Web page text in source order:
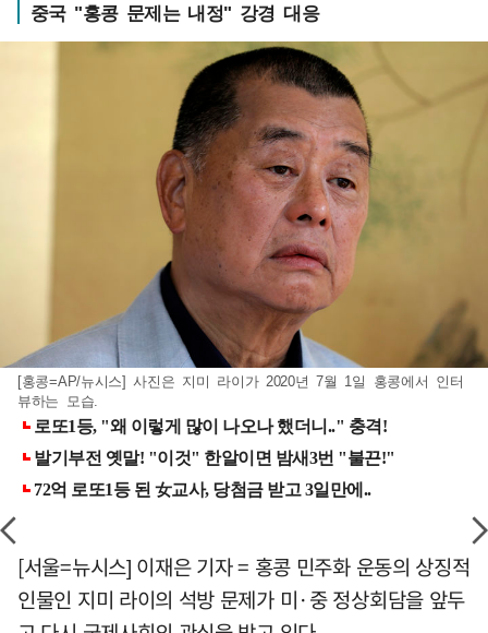
중국 "홍콩 문제는 내정" 강경 대응
[홍콩=AP/뉴시스] 사진은 지미 라이가 2020년 7월 1일 홍콩에서 인터
뷰하는 모습.
[서울=뉴시스] 이재은 기자 = 홍콩 민주화 운동의 상징적
인물인 지미 라이의 석방 문제가 미·중 정상회담을 앞두